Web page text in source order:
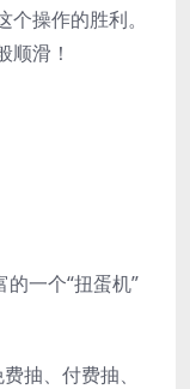
操作的胜利。
顺滑！
一个“扭蛋机”
抽、付费抽、